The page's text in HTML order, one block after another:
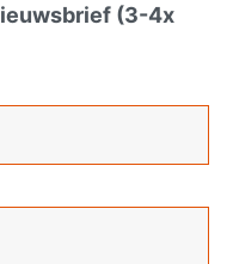
(3-4x